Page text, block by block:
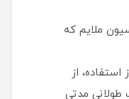
ملایم که
از
مدتی